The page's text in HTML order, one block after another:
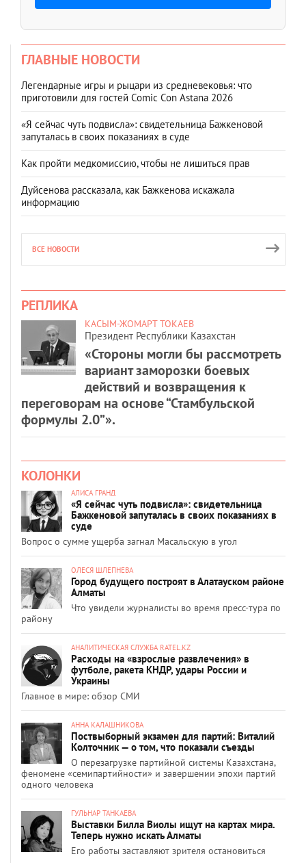
ГЛАВНЫЕ НОВОСТИ
Легендарные игры и рыцари из средневековья: что
приготовили для гостей Comic Con Astana 2026
«Я сейчас чуть подвисла»: свидетельница Бажкеновой
запуталась в своих показаниях в суде
Как пройти медкомиссию, чтобы не лишиться прав
Дуйсенова рассказала, как Бажкенова искажала
информацию
ВСЕ НОВОСТИ
РЕПЛИКА
КАСЫМ-ЖОМАРТ ТОКАЕВ
Президент Республики Казахстан
«Стороны могли бы рассмотреть
вариант заморозки боевых
действий и возвращения к
переговорам на основе “Стамбульской
формулы 2.0”».
КОЛОНКИ
АЛИСА ГРАНД
«Я сейчас чуть подвисла»: свидетельница
Бажкеновой запуталась в своих показаниях в
суде
Вопрос о сумме ущерба загнал Масальскую в угол
ОЛЕСЯ ШЛЕПНЕВА
Город будущего построят в Алатауском районе
Алматы
Что увидели журналисты во время пресс-тура по
району
АНАЛИТИЧЕСКАЯ СЛУЖБА RATEL.KZ
Расходы на «взрослые развлечения» в
футболе, ракета КНДР, удары России и
Украины
Главное в мире: обзор СМИ
АННА КАЛАШНИКОВА
Поствыборный экзамен для партий: Виталий
Колточник — о том, что показали съезды
О перезагрузке партийной системы Казахстана,
феномене «семипартийности» и завершении эпохи партий
одного человека
ГУЛЬНАР ТАНКАЕВА
Выставки Билла Виолы ищут на картах мира.
Теперь нужно искать Алматы
Его работы заставляют зрителя остановиться